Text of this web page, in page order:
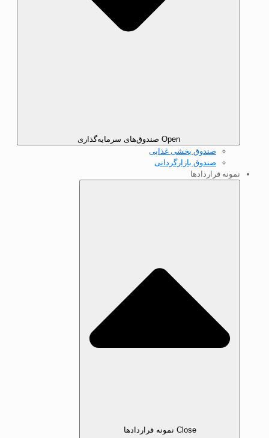
Open صندوق‌های سرمایه‌گذاری
صندوق بخشی غذایی
صندوق بازارگردانی
نمونه قرارداد‌ها
Close نمونه قرارداد‌ها